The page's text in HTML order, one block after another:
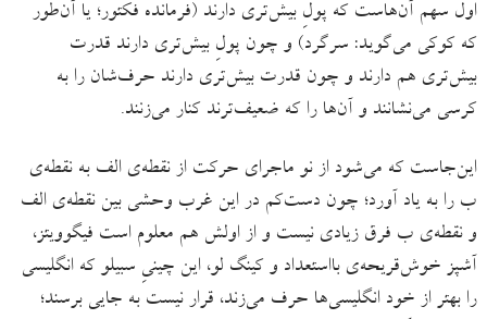
اول سهم آن‌هاست که پولِ بیش‌تری دارند (فرمانده فکتور؛ یا آن‌طور
که کوکی می‌گوید: سرگرد) و چون پولِ بیش‌تری دارند قدرت
بیش‌تری هم دارند و چون قدرت بیش‌تری دارند حرف‌شان را به
کرسی می‌نشانند و آن‌ها را که ضعیف‌ترند کنار می‌زنند.
این‌جاست که می‌شود از نو ماجرای حرکت از نقطه‌ی الف به نقطه‌ی
ب را به یاد آورد؛ چون دست‌کم در این غرب وحشی بین نقطه‌ی الف
و نقطه‌ی ب فرق زیادی نیست و از اولش هم معلوم است فیگوویتز،
آشپز خوش‌قریحه‌ی بااستعداد و کینگ لو، این چینیِ سبیلو که انگلیسی
را بهتر از خود انگلیسی‌ها حرف می‌زند، قرار نیست به جایی برسند؛